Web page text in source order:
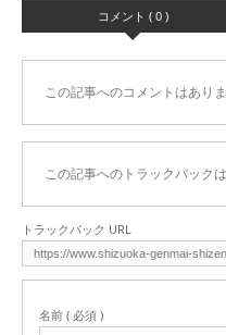
コメント ( 0 )
この記事へのコメントはありま
この記事へのトラックバックは
トラックバック URL
名前 ( 必須 )